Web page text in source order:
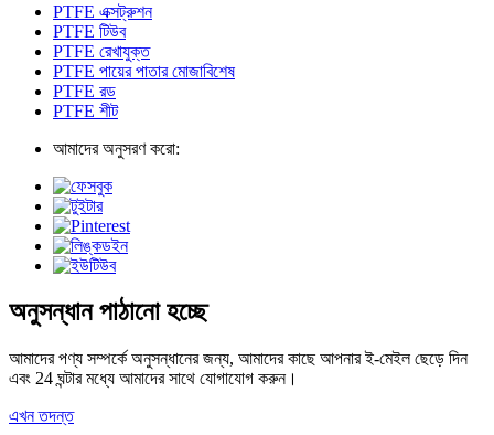
PTFE এক্সট্রুশন
PTFE টিউব
PTFE রেখাযুক্ত
PTFE পায়ের পাতার মোজাবিশেষ
PTFE রড
PTFE শীট
আমাদের অনুসরণ করো:
অনুসন্ধান পাঠানো হচ্ছে
আমাদের পণ্য সম্পর্কে অনুসন্ধানের জন্য, আমাদের কাছে আপনার ই-মেইল ছেড়ে দিন
এবং 24 ঘন্টার মধ্যে আমাদের সাথে যোগাযোগ করুন।
এখন তদন্ত